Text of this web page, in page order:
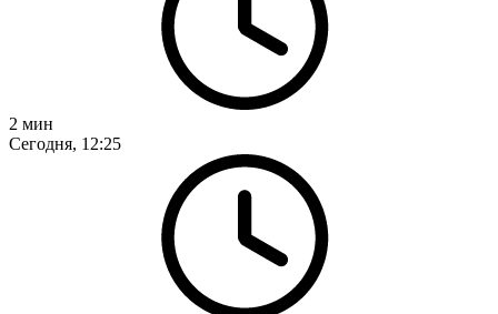
2 мин
Сегодня, 12:25